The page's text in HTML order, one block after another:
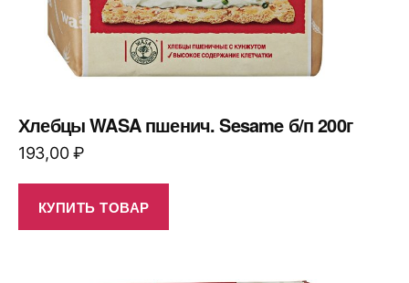
Хлебцы WASA пшенич. Sesame б/п 200г
193,00₽
КУПИТЬ ТОВАР